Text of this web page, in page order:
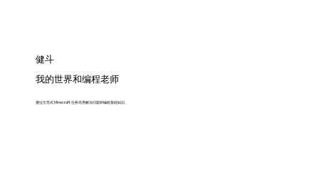
健斗
我的世界和编程老师
通过引导式 Minecraft 任务培养解决问题和编程基础知识。